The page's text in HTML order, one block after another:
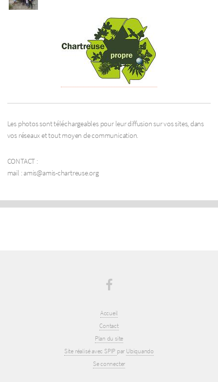
Les photos sont téléchargeables pour leur diffusion sur vos sites, dans
vos réseaux et tout moyen de communication.
CONTACT :
mail : amis@amis-chartreuse.org
Accueil
Contact
Plan du site
Site réalisé avec SPIP par Ubiquando
Se connecter